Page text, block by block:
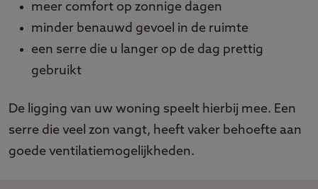
meer comfort op zonnige dagen
minder benauwd gevoel in de ruimte
een serre die u langer op de dag prettig
gebruikt
De ligging van uw woning speelt hierbij mee. Een
serre die veel zon vangt, heeft vaker behoefte aan
goede ventilatiemogelijkheden.